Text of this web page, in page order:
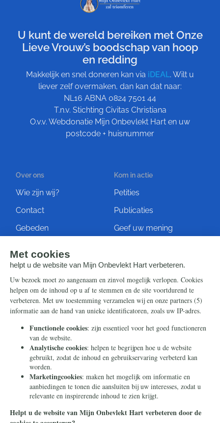
U kunt de wereld bereiken met Onze
Lieve Vrouw’s boodschap van hoop
en redding
Makkelijk en snel doneren kan via iDEAL. Wilt u
liever zelf overmaken, dan kan dat naar:
NL16 ABNA 0824 7501 44
T.n.v. Stichting Civitas Christiana
O.v.v. Webdonatie Mijn Onbevlekt Hart en uw
postcode + huisnummer
Over ons
Wie zijn wij?
Contact
Gebeden
Kom in actie
Petities
Publicaties
Geef uw mening
Steun ons
Nieuwsbrief
Eenmalig
Maandelijks
Periodiek
Nalaten
Zelf overschrijven
Info
Contact
Ontvang onze Telegram-
berichten